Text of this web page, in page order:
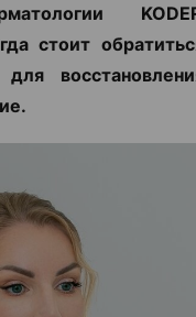
стоит
для